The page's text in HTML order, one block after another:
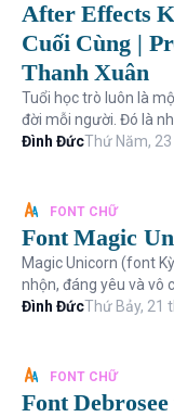
After Effects
Cuối Cùng |
Thanh Xuân
Tuổi học trò luôn là
đời mỗi người. Đó là
hết mình vớ...
Đình ĐứcThứ Năm,
FONT CHỮ
Font Magic
Magic Unicorn (font
nhộn, đáng yêu và vô
nghịch và chân t...
Đình ĐứcThứ Bảy, 21
FONT CHỮ
Font